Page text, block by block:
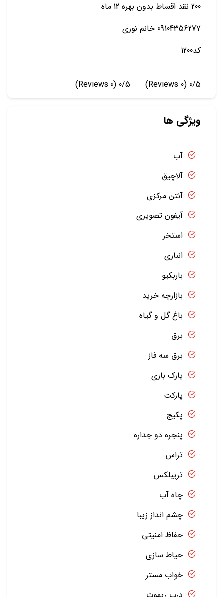
200 نقد اقساط بدون بهره 12 ماه
09104356277 خانم نوری
کد1200
0/5
(0 Reviews)
0/5
(0 Reviews)
ویژگی ها
آب
آلاچیق
آنتن مرکزی
آیفون تصویری
استخر
انباری
باربکیو
بازارچه خرید
باغ گل و گیاه
برق
برق سه فاز
پارک بازی
پارکت
پکیج
پنجره دو جداره
تراس
تریبلکس
چاه آب
چشم انداز زیبا
حفاظ امنیتی
حیاط سازی
خواب مستر